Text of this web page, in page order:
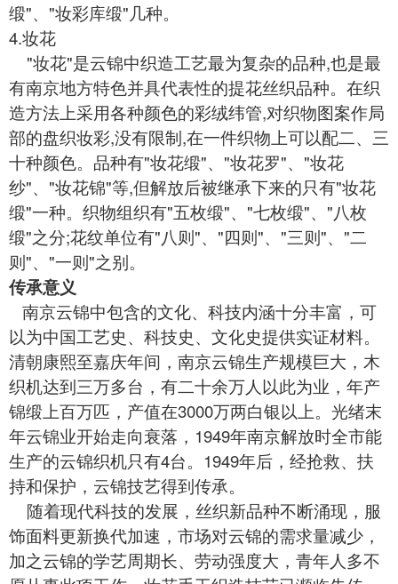
缎"、"妆彩库缎"几种。
4.妆花
"妆花"是云锦中织造工艺最为复杂的品种,也是最
有南京地方特色并具代表性的提花丝织品种。在织
造方法上采用各种颜色的彩绒纬管,对织物图案作局
部的盘织妆彩,没有限制,在一件织物上可以配二、三
十种颜色。品种有"妆花缎"、"妆花罗"、"妆花
纱"、"妆花锦"等,但解放后被继承下来的只有"妆花
缎"一种。织物组织有"五枚缎"、"七枚缎"、"八枚
缎"之分;花纹单位有"八则"、"四则"、"三则"、"二
则"、"一则"之别。
传承意义
南京云锦中包含的文化、科技内涵十分丰富，可
以为中国工艺史、科技史、文化史提供实证材料。
清朝康熙至嘉庆年间，南京云锦生产规模巨大，木
织机达到三万多台，有二十余万人以此为业，年产
锦缎上百万匹，产值在3000万两白银以上。光绪末
年云锦业开始走向衰落，1949年南京解放时全市能
生产的云锦织机只有4台。1949年后，经抢救、扶
持和保护，云锦技艺得到传承。
随着现代科技的发展，丝织新品种不断涌现，服
饰面料更新换代加速，市场对云锦的需求量减少，
加之云锦的学艺周期长、劳动强度大，青年人多不